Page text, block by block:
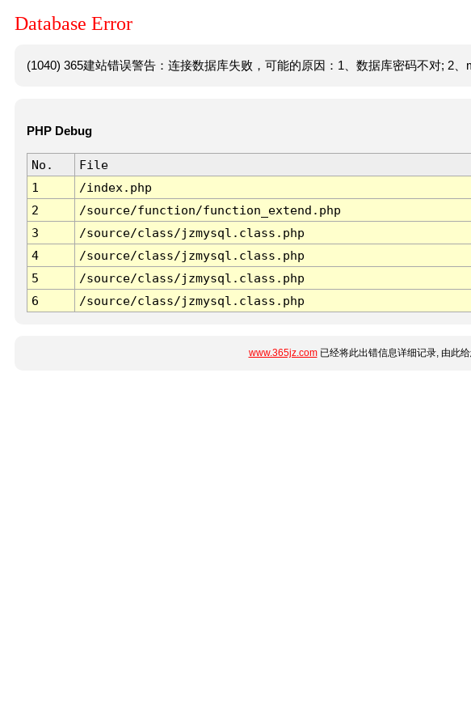
Database Error
(1040) 365建站错误警告：连接数据库失败，可能的原因：1、数据库密码不对; 2、
PHP Debug
No. File
1
/index.php
2
/source/function/function_extend.php
3
/source/class/jzmysql.class.php
4
/source/class/jzmysql.class.php
5
/source/class/jzmysql.class.php
6
/source/class/jzmysql.class.php
www.365jz.com已经将此出错信息详细记录, 由此